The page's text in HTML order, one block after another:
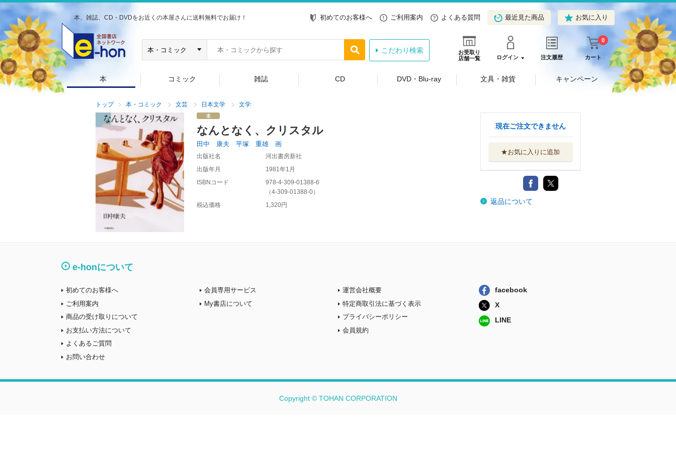
本、雑誌、CD・DVDをお近くの本屋さんに送料無料でお届け！ 初めてのお客様へ ご利用案内 よくある質問 最近見た商品 お気に入り
お受取り
店舗一覧
ログイン 注文履歴 カート
0
こだわり検索
本 コミック 雑誌 CD DVD・Blu-ray 文具・雑貨 キャンペーン
トップ 本・コミック 文芸 日本文学 文学
なんとなく、クリスタル
田中 康夫 平塚 重雄 画
出版社名
河出書房新社
出版年月
1981年1月
ISBNコード
978-4-309-01388-6
（4-309-01388-0）
税込価格
1,320円
現在ご注文できません
★お気に入りに追加
返品について
e-honについて
初めてのお客様へ
ご利用案内
商品の受け取りについて
お支払い方法について
よくあるご質問
お問い合わせ
会員専用サービス
My書店について
運営会社概要
特定商取引法に基づく表示
プライバシーポリシー
会員規約
facebook
X
LINE
Copyright © TOHAN CORPORATION